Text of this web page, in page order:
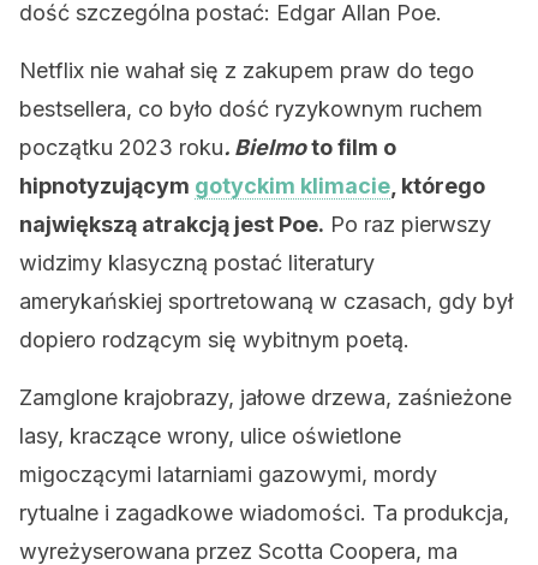
dość szczególna postać: Edgar Allan Poe.
Netflix nie wahał się z zakupem praw do tego
bestsellera, co było dość ryzykownym ruchem
początku 2023 roku. Bielmoto film o
hipnotyzującym gotyckim klimacie , którego
największą atrakcją jest Poe. Po raz pierwszy
widzimy klasyczną postać literatury
amerykańskiej sportretowaną w czasach, gdy był
dopiero rodzącym się wybitnym poetą.
Zamglone krajobrazy, jałowe drzewa, zaśnieżone
lasy, kraczące wrony, ulice oświetlone
migoczącymi latarniami gazowymi, mordy
rytualne i zagadkowe wiadomości. Ta produkcja,
wyreżyserowana przez Scotta Coopera, ma